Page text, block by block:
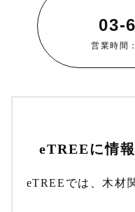
03-
営業時間
eTREEに情
eTREEでは、木材